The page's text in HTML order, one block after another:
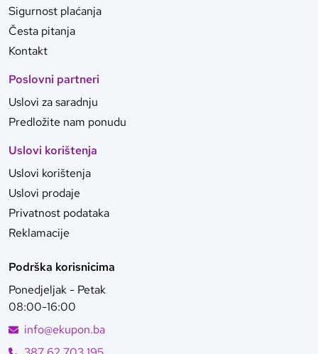
Sigurnost plaćanja
Česta pitanja
Kontakt
Poslovni partneri
Uslovi za saradnju
Predložite nam ponudu
Uslovi korištenja
Uslovi korištenja
Uslovi prodaje
Privatnost podataka
Reklamacije
Podrška korisnicima
Ponedjeljak - Petak
08:00-16:00
info@ekupon.ba